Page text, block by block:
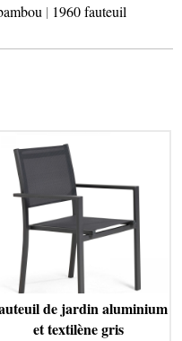
| 1960 fauteuil
de jardin aluminium
et textilène gris